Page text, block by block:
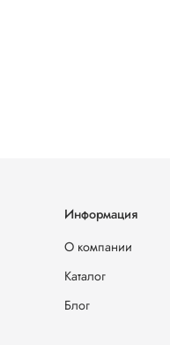
Информация
О компании
Каталог
Блог